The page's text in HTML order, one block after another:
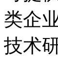
类企
技术